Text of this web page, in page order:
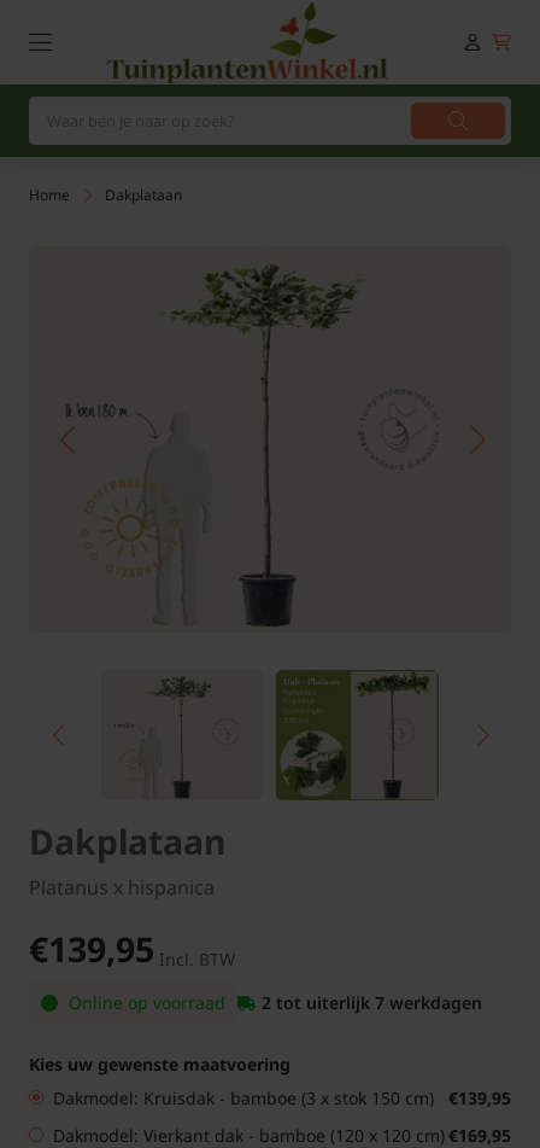
Home Dakplataan
Dakplataan
Platanus x hispanica
€139,95 Incl. BTW
Online op voorraad
2 tot uiterlijk 7 werkdagen
Kies uw gewenste maatvoering
Dakmodel: Kruisdak - bamboe (3 x stok 150 cm)
€139,95
Dakmodel: Vierkant dak - bamboe (120 x 120 cm) €169,95